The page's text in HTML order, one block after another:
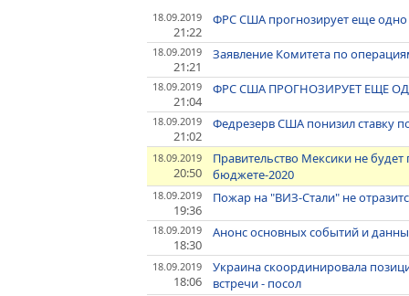
18.09.2019
21:22
ФРС США прогнозирует еще одно
18.09.2019
21:21
Заявление Комитета по
18.09.2019
21:04
ФРС США ПРОГНОЗИРУЕТ ЕЩЕ
18.09.2019
21:02
Федрезерв США понизил ставку
18.09.2019
20:50
Правительство Мексики не
бюджете-2020
18.09.2019
19:36
Пожар на "ВИЗ-Стали" не
18.09.2019
18:30
Анонс основных событий и
18.09.2019
18:06
Украина скоординировала
встречи - посол